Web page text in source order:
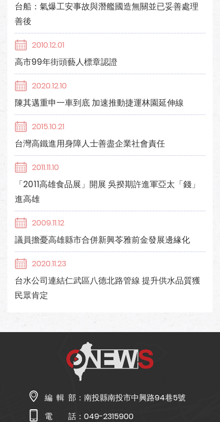
台船：氣爆工安事故與潛艦國造無關並已妥善處理
善後
2010.12.01
高市99年街頭藝人標章認證
2020.12.10
陳其邁重申一車到底 加速推動捷運林園延伸線
2015.10.21
台灣高鐵進用身障人士善盡企業社會責任
2011.11.10
「2011高雄食品展」開展 吳揆期許進軍亞太「錢」
進高雄
2009.11.12
議員擔憂高雄縣市合併新興苓雅前金發展邊緣化
2020.11.23
台水公司連結仁武區八德北路管線 提升供水品質獲
民眾肯定
編 輯 部： 南投縣南投市中興路94巷5號
電 話： 049-2315900